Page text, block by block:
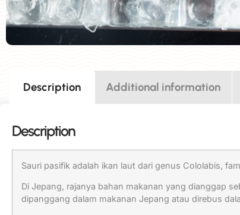
Description Additional information
Description
Sauri pasifik adalah ikan laut dari genus Cololabis,
Di Jepang, rajanya bahan makanan yang dianggap
dipanggang dalam makanan Jepang atau direbus